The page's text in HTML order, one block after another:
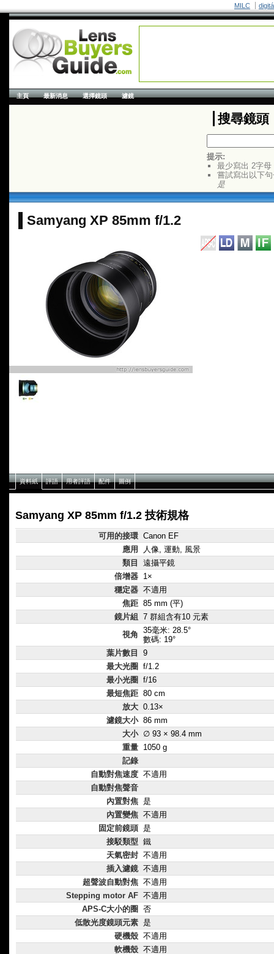
MILC
主頁 最新消息 選擇鏡頭 濾鏡
搜尋鏡頭
提示:
最少寫出 2字母
嘗試寫出以下
是
Samyang XP 85mm f/1.2
資料紙 評語 用者評語 配件 圖例
Samyang XP 85mm f/1.2 技術規格
可用的接環 Canon EF
應用
人像, 運動, 風景
類目
遠攝平鏡
倍增器 1×
穩定器 不適用
焦距 85 mm (平)
鏡片組
7 群組含有10 元素
視角 35毫米: 28.5°
數碼: 19°
葉片數目
9
最大光圈
f/1.2
最小光圈
f/16
最短焦距 80 cm
放大 0.13×
濾鏡大小 86 mm
大小 ∅ 93 × 98.4 mm
重量 1050 g
記錄
自動對焦速度 不適用
自動對焦聲音
內置對焦 是
內置變焦 不適用
固定前鏡頭 是
接駁類型 鐵
天氣密封 不適用
插入濾鏡 不適用
超聲波自動對焦 不適用
Stepping motor AF 不適用
APS-C大小的圈
否
低散光度鏡頭元素 是
硬機殼 不適用
軟機殼 不適用